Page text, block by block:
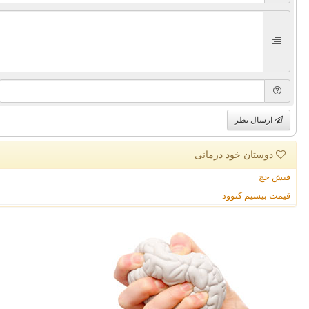
ارسال نظر
دوستان خود درمانی
فیش حج
قیمت بیسیم کنوود